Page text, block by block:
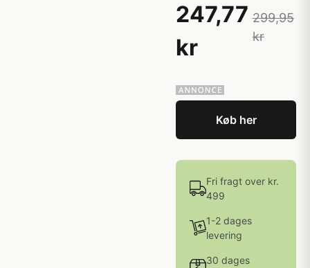
247,77
kr
299,95
kr
Køb her
Fri fragt over kr.
499
1-2 dages
levering
30 dages